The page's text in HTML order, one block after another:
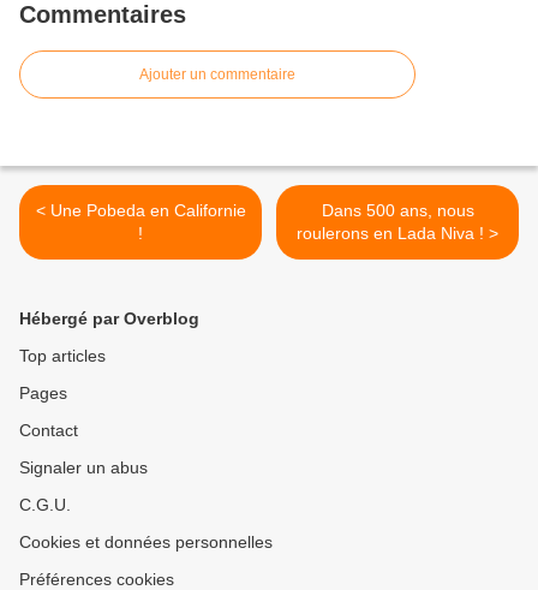
Commentaires
Ajouter un commentaire
< Une Pobeda en Californie
!
Dans 500 ans, nous
roulerons en Lada Niva ! >
Hébergé par Overblog
Top articles
Pages
Contact
Signaler un abus
C.G.U.
Cookies et données personnelles
Préférences cookies